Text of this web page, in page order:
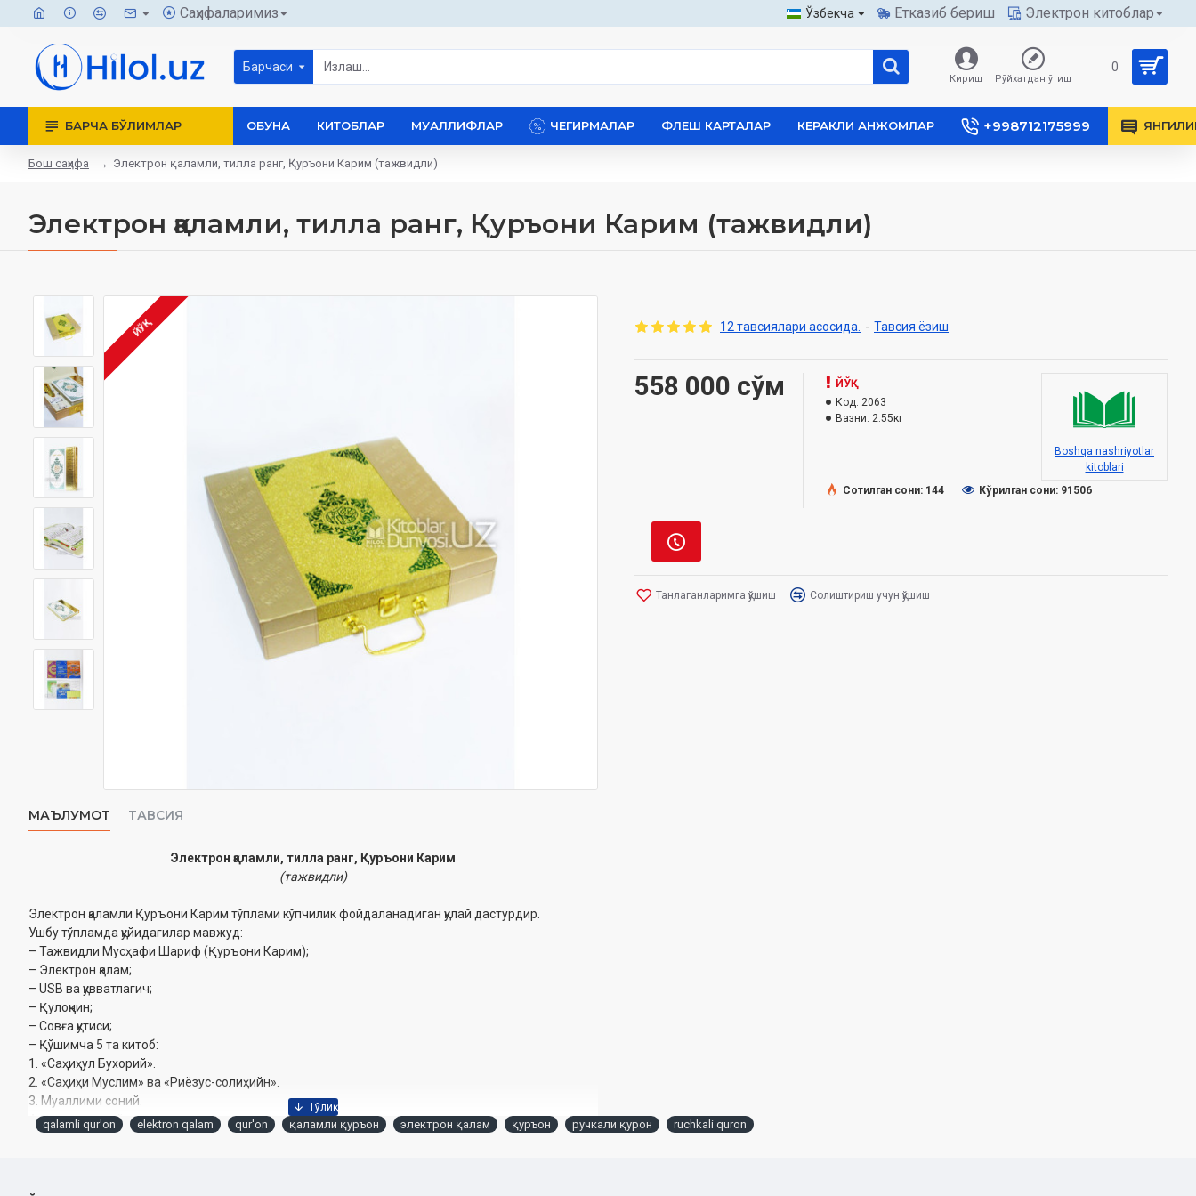
Саҳифаларимиз Ўзбекча Етказиб бериш Электрон китоблар
Барчаси
Кириш Рўйхатдан ўтиш
0
БАРЧА БЎЛИМЛАР ОБУНА КИТОБЛАР МУАЛЛИФЛАР ЧЕГИРМАЛАР ФЛЕШ КАРТАЛАР КЕРАКЛИ АНЖОМЛАР +998712175999
Бош саҳифа Электрон қаламли, тилла ранг, Қуръони Карим (тажвидли)
Электрон қаламли, тилла ранг, Қуръони Карим (тажвидли)
ЙЎҚ
МАЪЛУМОТ ТАВСИЯ
Электрон қаламли, тилла ранг, Қуръони Карим
(тажвидли)
Электрон қаламли Қуръони Карим тўплами кўпчилик фойдаланадиган қулай дастурдир.
Ушбу тўпламда қуйидагилар мавжуд:
– Тажвидли Мусҳафи Шариф (Қуръони Карим);
– Электрон қалам;
– USB ва қувватлагич;
– Қулоқчин;
– Совға қутиси;
– Қўшимча 5 та китоб:
1. «Саҳиҳул Бухорий».
2. «Саҳиҳи Муслим» ва «Риёзус-солиҳийн».
3. Муаллими соний.
4. Ҳаж ва умра қўлланмаси.
12 тавсиялари асосида. - Тавсия ёзиш
558 000 сўм
ЙЎҚ
Код: 2063
Вазни: 2.55кг
Boshqa nashriyotlar
kitoblari
Сотилган сони: 144
Кўрилган сони: 91506
Танлаганларимга қўшиш Солиштириш учун қўшиш
qalamli qur'on elektron qalam qur'on қаламли қуръон электрон қалам қуръон ручкали қурон ruchkali quron